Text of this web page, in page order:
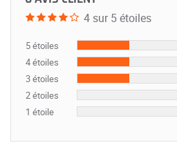
4 sur 5 étoiles
5 étoiles
4 étoiles
3 étoiles
2 étoiles
1 étoile